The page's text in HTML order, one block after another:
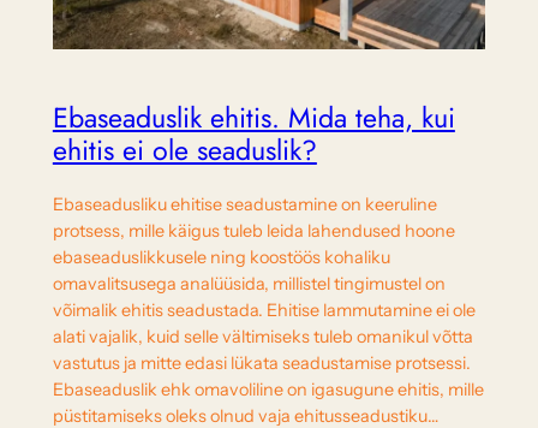
Ebaseaduslik ehitis. Mida teha, kui
ehitis ei ole seaduslik?
Ebaseadusliku ehitise seadustamine on keeruline
protsess, mille käigus tuleb leida lahendused hoone
ebaseaduslikkusele ning koostöös kohaliku
omavalitsusega analüüsida, millistel tingimustel on
võimalik ehitis seadustada. Ehitise lammutamine ei ole
alati vajalik, kuid selle vältimiseks tuleb omanikul võtta
vastutus ja mitte edasi lükata seadustamise protsessi.
Ebaseaduslik ehk omavoliline on igasugune ehitis, mille
püstitamiseks oleks olnud vaja ehitusseadustiku…